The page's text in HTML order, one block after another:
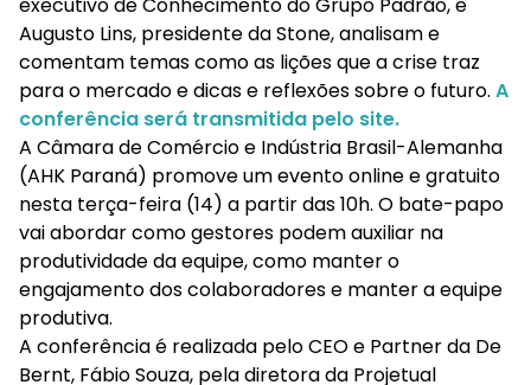
Augusto Lins, presidente da Stone, analisam e
comentam temas como as lições que a crise traz
para o mercado e dicas e reflexões sobre o futuro. A
conferência será transmitida pelo site.
A Câmara de Comércio e Indústria Brasil-Alemanha
(AHK Paraná) promove um evento online e gratuito
nesta terça-feira (14) a partir das 10h. O bate-papo
vai abordar como gestores podem auxiliar na
produtividade da equipe, como manter o
engajamento dos colaboradores e manter a equipe
produtiva.
A conferência é realizada pelo CEO e Partner da De
Bernt, Fábio Souza, pela diretora da Projetual